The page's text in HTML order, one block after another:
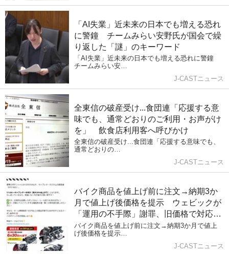
「AI失業」近未来の日本でも増える恐れ
に警鐘 チームみらい安野氏が国会で繰
り返した「謎」のキーワード
「AI失業」近未来の日本でも増える恐れに警鐘
チームみらい安…
J-CASTニュース
全東信の破産受け...食団連「応援する意
味でも、通常どおりのご利用・お声がけ
を」 飲食店利用客へ呼びかけ
全東信の破産受け...食団連「応援する意味でも、
通常どおりの…
J-CASTニュース
バイク商品を値上げ前に注文→納期3か
月で値上げ後価格を提示 ウェビックが
「運用の不手際」謝罪、旧価格で対応と
発表
バイク商品を値上げ前に注文→納期3か月で値上
げ後価格を提示…
J-CASTニュース